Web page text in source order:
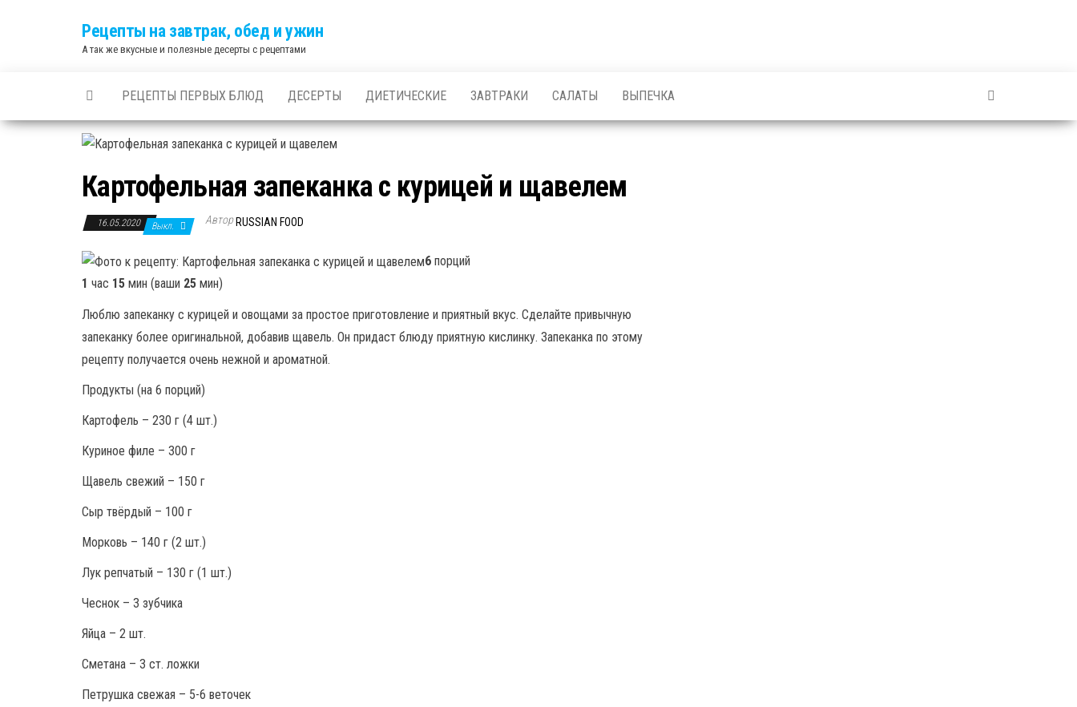
Рецепты на завтрак, обед и ужин
А так же вкусные и полезные десерты с рецептами
РЕЦЕПТЫ ПЕРВЫХ БЛЮД ДЕСЕРТЫ ДИЕТИЧЕСКИЕ ЗАВТРАКИ САЛАТЫ ВЫПЕЧКА
Картофельная запеканка с курицей и щавелем
16.05.2020 Выкл. Автор RUSSIAN FOOD
6 порций
1 час 15 мин (ваши 25 мин)
Люблю запеканку с курицей и овощами за простое приготовление и приятный вкус. Сделайте привычную
запеканку более оригинальной, добавив щавель. Он придаст блюду приятную кислинку. Запеканка по этому
рецепту получается очень нежной и ароматной.
Продукты (на 6 порций)
Картофель – 230 г (4 шт.)
Куриное филе – 300 г
Щавель свежий – 150 г
Сыр твёрдый – 100 г
Морковь – 140 г (2 шт.)
Лук репчатый – 130 г (1 шт.)
Чеснок – 3 зубчика
Яйца – 2 шт.
Сметана – 3 ст. ложки
Петрушка свежая – 5-6 веточек